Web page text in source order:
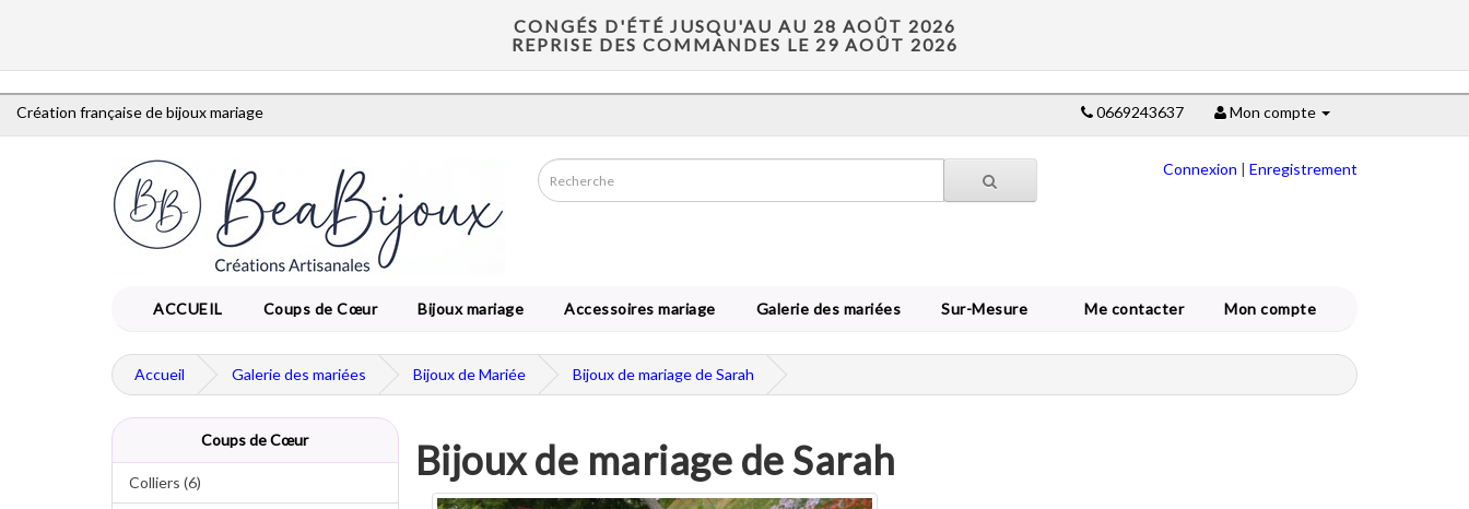
CONGÉS D'ÉTÉ JUSQU'AU AU 28 AOÛT 2026
REPRISE DES COMMANDES LE 29 AOÛT 2026
Création française de bijoux mariage 0669243637 Mon compte
Connexion | Enregistrement
ACCUEIL Coups de Cœur Bijoux mariage Accessoires mariage Galerie des mariées Sur-Mesure Me contacter Mon compte
Accueil Galerie des mariées Bijoux de Mariée Bijoux de mariage de Sarah
Coups de Cœur
Colliers (6) Bijoux de mariage de Sarah